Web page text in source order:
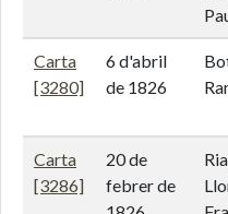
Carta
[3280]
6 d'abril
de 1826
Carta
[3286]
20 de
febrer de